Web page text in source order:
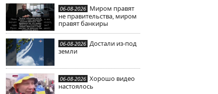
06-08-2026 Миром правят
не правительства, миром
правят банкиры
06-08-2026 Достали из-под
земли
06-08-2026 Хорошо видео
настоялось